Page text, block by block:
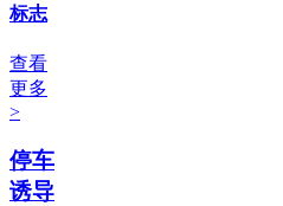
标志
查看
更多
>
停车
诱导